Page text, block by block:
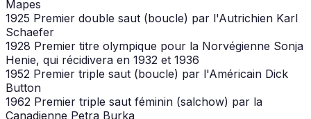
Mapes
1925 Premier double saut (boucle) par l'Autrichien Karl
Schaefer
1928 Premier titre olympique pour la Norvégienne Sonja
Henie, qui récidivera en 1932 et 1936
1952 Premier triple saut (boucle) par l'Américain Dick
Button
1962 Premier triple saut féminin (salchow) par la
Canadienne Petra Burka